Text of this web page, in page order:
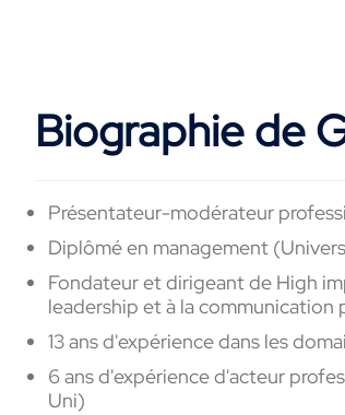
Biographie de
Présentateur-modérateur
Diplômé en management
Fondateur et dirigeant de High
leadership et à la communication
13 ans d'expérience dans les
6 ans d'expérience d'acteur
Uni)